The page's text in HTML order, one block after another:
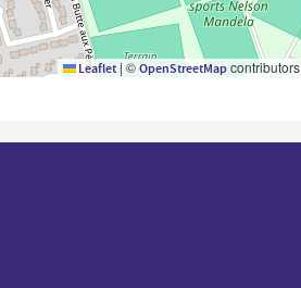
Leaflet|©OpenStreetMapcontributors